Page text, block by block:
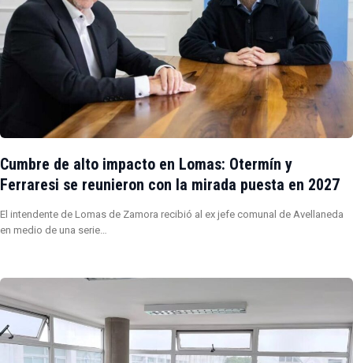
Cumbre de alto impacto en Lomas: Otermín y
Ferraresi se reunieron con la mirada puesta en 2027
El intendente de Lomas de Zamora recibió al ex jefe comunal de Avellaneda
en medio de una serie…